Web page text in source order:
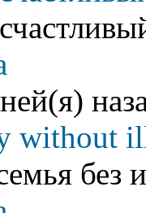
without
без